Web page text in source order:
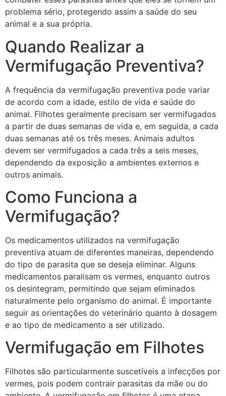
problema sério, protegendo assim a saúde do seu
animal e a sua própria.
Quando Realizar a
Vermifugação Preventiva?
A frequência da vermifugação preventiva pode variar
de acordo com a idade, estilo de vida e saúde do
animal. Filhotes geralmente precisam ser vermifugados
a partir de duas semanas de vida e, em seguida, a cada
duas semanas até os três meses. Animais adultos
devem ser vermifugados a cada três a seis meses,
dependendo da exposição a ambientes externos e
outros animais.
Como Funciona a
Vermifugação?
Os medicamentos utilizados na vermifugação
preventiva atuam de diferentes maneiras, dependendo
do tipo de parasita que se deseja eliminar. Alguns
medicamentos paralisam os vermes, enquanto outros
os desintegram, permitindo que sejam eliminados
naturalmente pelo organismo do animal. É importante
seguir as orientações do veterinário quanto à dosagem
e ao tipo de medicamento a ser utilizado.
Vermifugação em Filhotes
Filhotes são particularmente suscetíveis a infecções por
vermes, pois podem contrair parasitas da mãe ou do